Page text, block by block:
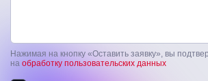
Нажимая на кнопку «Оставить заявку», вы
на обработку пользовательских данных